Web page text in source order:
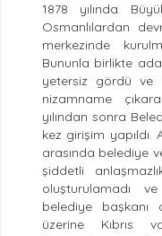
1878 yılında
Osmanlılardan
merkezinde
Bununla birlikte
yetersiz gördü ve
nizamname
yılından sonra
kez girişim
arasında belediye
şiddetli
oluşturulamadı
belediye
üzerine Kıbrıs